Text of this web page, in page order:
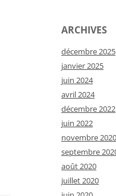
ARCHIVES
décembre 2025
janvier 2025
juin 2024
avril 2024
décembre 2022
juin 2022
novembre 2020
septembre
août 2020
juillet 2020